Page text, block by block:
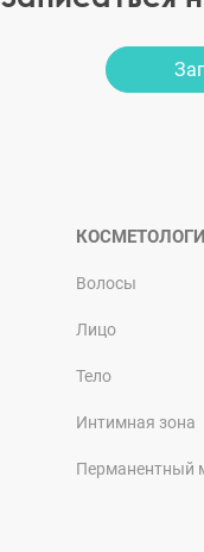
КОСМЕТОЛОГИ
Волосы
Лицо
Тело
Интимная зона
Перманентный